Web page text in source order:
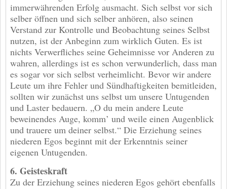
immerwährenden Erfolg ausmacht. Sich selbst vor sich
selber öffnen und sich selber anhören, also seinen
Verstand zur Kontrolle und Beobachtung seines Selbst
nutzen, ist der Anbeginn zum wirklich Guten. Es ist
nichts Verwerfliches seine Geheimnisse vor Anderen zu
wahren, allerdings ist es schon verwunderlich, dass man
es sogar vor sich selbst verheimlicht. Bevor wir andere
Leute um ihre Fehler und Sündhaftigkeiten bemitleiden,
sollten wir zunächst uns selbst um unsere Untugenden
und Laster bedauern. „O du mein andere Leute
beweinendes Auge, komm’ und weile einen Augenblick
und trauere um deiner selbst.“ Die Erziehung seines
niederen Egos beginnt mit der Erkenntnis seiner
eigenen Untugenden.
6. Geisteskraft
Zu der Erziehung seines niederen Egos gehört ebenfalls